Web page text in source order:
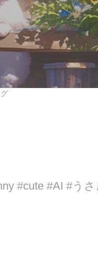
#cute #AI #う